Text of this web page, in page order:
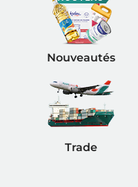
Nouveautés
Trade